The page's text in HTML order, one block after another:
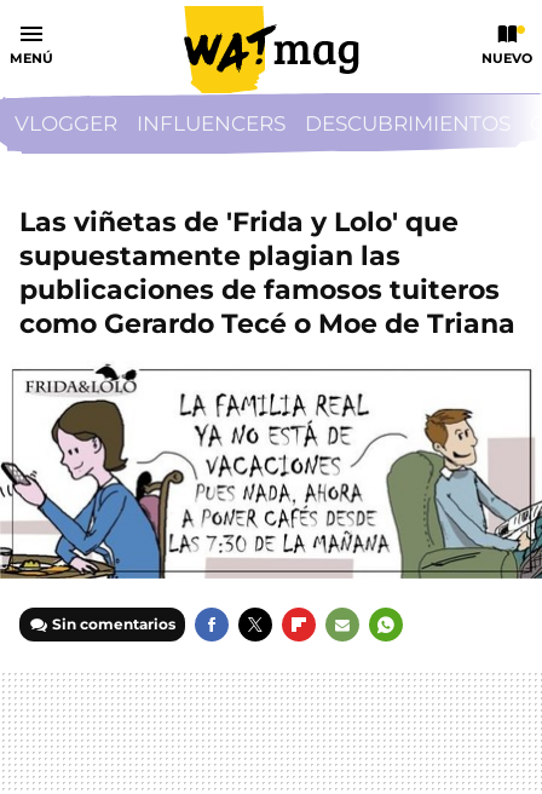
MENÚ NUEVO
VLOGGER INFLUENCERS DESCUBRIMIENTOS
Las viñetas de 'Frida y Lolo' que
supuestamente plagian las
publicaciones de famosos tuiteros
como Gerardo Tecé o Moe de Triana
Sin comentarios
MAIL